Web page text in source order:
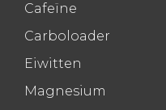
Cafeïne
Carboloader
Eiwitten
Magnesium